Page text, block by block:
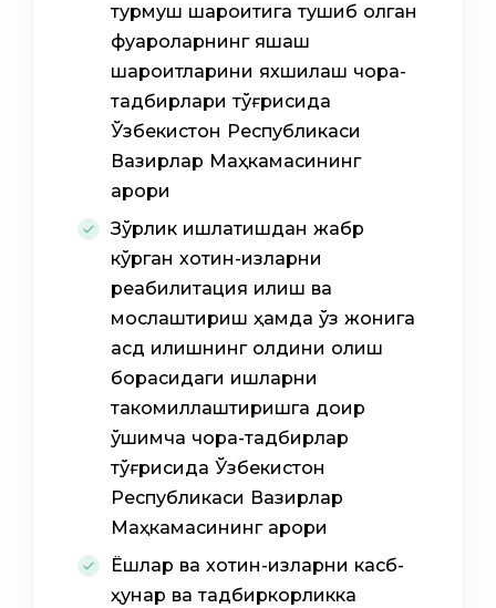
турмуш шароитига тушиб қолган
фуқароларнинг яшаш
шароитларини яхшилаш чора-
тадбирлари тўғрисида
Ўзбекистон Республикаси
Вазирлар Маҳкамасининг
қарори
Зўрлик ишлатишдан жабр
кўрган хотин-қизларни
реабилитация қилиш ва
мослаштириш ҳамда ўз жонига
қасд қилишнинг олдини олиш
борасидаги ишларни
такомиллаштиришга доир
қўшимча чора-тадбирлар
тўғрисида Ўзбекистон
Республикаси Вазирлар
Маҳкамасининг қарори
Ёшлар ва хотин-қизларни касб-
ҳунар ва тадбиркорликка